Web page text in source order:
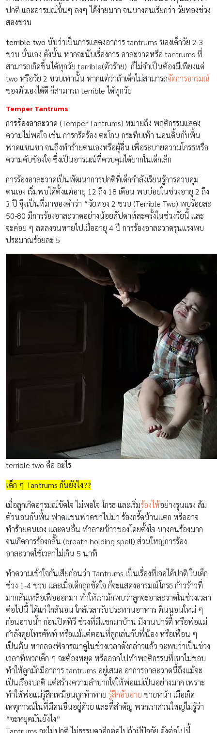
ปกติ และอารมณ์ขึ้นๆ ลงๆ ได้ง่ายมาก จนบางคนเรียกว่า วัยทองช่วง
สองขวบ
terrible two นับว่าเป็นการแสดงอาการ tantrums ของเด็กวัย 2-3
ขวบ นั่นเอง ดังนั้น หากจะนับเรื่องการ อาละวาดหรือ tantrums ที่
สามารถเกิดขึ้นได้ทุกวัย terrible(ตัวร้าย) ก็ไม่จำเป็นต้องมีเพียงแค่
two หรือวัย 2 ขวบเท่านั้น หากแต่ว่าถ้าเด็กไม่สามารถจัดการอารมณ์
ของตัวเองได้ดี ก็สามารถ terrible ได้ทุกวัย
Temper Tantrums
การร้องอาละวาด (Temper Tantrums) หมายถึง พฤติกรรมแสดง
ความไม่พอใจ เช่น การกรีดร้อง ตะโกน กระทืบเท้า นอนดิ้นกับพื้น
ฟาดแขนขา จนถึงทำร้ายตนเองหรือผู้อื่น เพื่อระบายความโกรธหรือ
ความคับข้องใจ ซึ่งเป็นอารมณ์ที่ควบคุมได้ยากในเด็กเล็ก
การร้องอาละวาดเป็นพัฒนาการปกติที่เด็กกำลังเรียนรู้การควบคุม
ตนเอง เริ่มพบได้ตั้งแต่อายุ 12 ถึง 18 เดือน พบบ่อยในช่วงอายุ 2 ถึง
3 ปี จึุงเป็นที่มาของคำว่า “วัยทอง 2 ขวบ (Terrible Two) พบร้อยละ
50-80 มีการร้องอาละวาดอย่างน้อยสัปดาห์ละครั้งในช่วงวัยนี้ และ
จะค่อย ๆ ลดลงจนหายไปเมื่ออายุ 4 ปี การร้องอาละวาดรุนแรงพบ
ประมาณร้อยละ 5
terrible two คือ อะไร
เด็ก ๆ Tantrums กันยังไง??
เมื่อลูกเกิดอารมณ์ขัดใจ ไม่พอใจ โกรธ และเริ่มร้องไห้อย่างรุนแรง ล้ม
ตัวนอนกับพื้น ฟาดแขนฟาดขาไปมา ร้องกรี๊ดบ้านแตก หรืออาจ
ทำร้ายตนเอง และคนอื่น ทำลายข้าวของโดยตั้งใจ บางคนร้องมาก
จนเกิดการร้องกลั้น (breath holding spell) ส่วนใหญ่การร้อง
อาละวาดใช้เวลาไม่เกิน 5 นาที
ทำความเข้าใจกันเสียก่อนว่า Tantrums เป็นเรื่องที่เจอได้ปกติ ในเด็ก
ช่วง 1-4 ขวบ และเมื่อเด็กถูกขัดใจ ก็จะแสดงอารมณ์โกรธ ก้าวร้าวที่
มากล้นเหลือเฟือออกมา ทำให้เรามักพบว่าลูกจะอาละวาดในช่วงเวลา
ต่อไปนี้ ได้แก่ ใกล้นอน ใกล้เวลารับประทานอาหาร ตื่นนอนใหม่ ๆ
ก่อนอาบน้ำ ก่อนปิดทีวี ช่วงที่มีแขกมาบ้าน มีงานปาร์ตี้ หรือพ่อแม่
กำลังคุยโทรศัพท์ หรือแม้แต่ตอนที่ลูกเล่นกับพี่น้อง หรือเพื่อน ๆ
เป็นต้น หากลองพิจารณาดูในช่วงเวลาดังกล่าวแล้ว จะพบว่าเป็นช่วง
เวลาที่พวกเด็ก ๆ จะต้องหยุด หรือออกไปทำพฤติกรรมที่เขาไม่ชอบ
ทำให้ลูกมักมีอาการ tantrums อยู่เสมอ อาการอาละวาดนี้ถึงแม้จะ
เป็นเรื่องปกติ แต่สร้างความลำบากใจให้พ่อแม่เป็นอย่างมาก เพราะ
ทำให้พ่อแม่รู้สึกเหมือนถูกท้าทาย รู้สึกอับอาย ขายหน้า เมื่อเกิด
เหตุการณ์ในที่มีคนอื่นอยู่ด้วย และที่สำคัญ พวกเราส่วนใหญ่ไม่รู้ว่า
“จะหยุดมันยังไง”
Tantrums จะไม่ปกติ ไม่ธรรมดาอีกต่อไปถ้ามีปัจจัย ดังต่อไปนี้